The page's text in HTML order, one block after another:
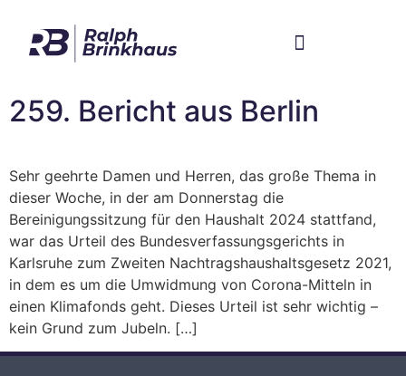
259. Bericht aus Berlin
Sehr geehrte Damen und Herren, das große Thema in
dieser Woche, in der am Donnerstag die
Bereinigungssitzung für den Haushalt 2024 stattfand,
war das Urteil des Bundesverfassungsgerichts in
Karlsruhe zum Zweiten Nachtragshaushaltsgesetz 2021,
in dem es um die Umwidmung von Corona-Mitteln in
einen Klimafonds geht. Dieses Urteil ist sehr wichtig –
kein Grund zum Jubeln. […]